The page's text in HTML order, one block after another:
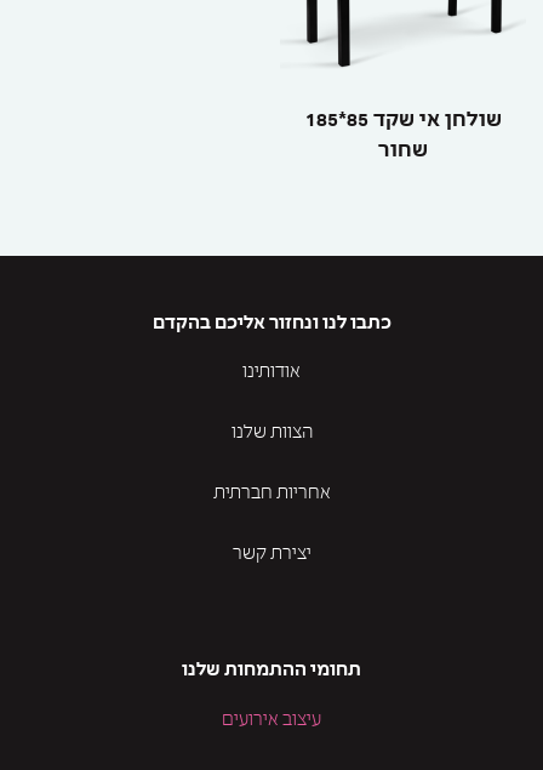
שולחן אי שקד 85*185
שחור
כתבו לנו ונחזור אליכם בהקדם
אודותינו
הצוות שלנו
אחריות חברתית
יצירת קשר
תחומי ההתמחות שלנו
עיצוב אירועים